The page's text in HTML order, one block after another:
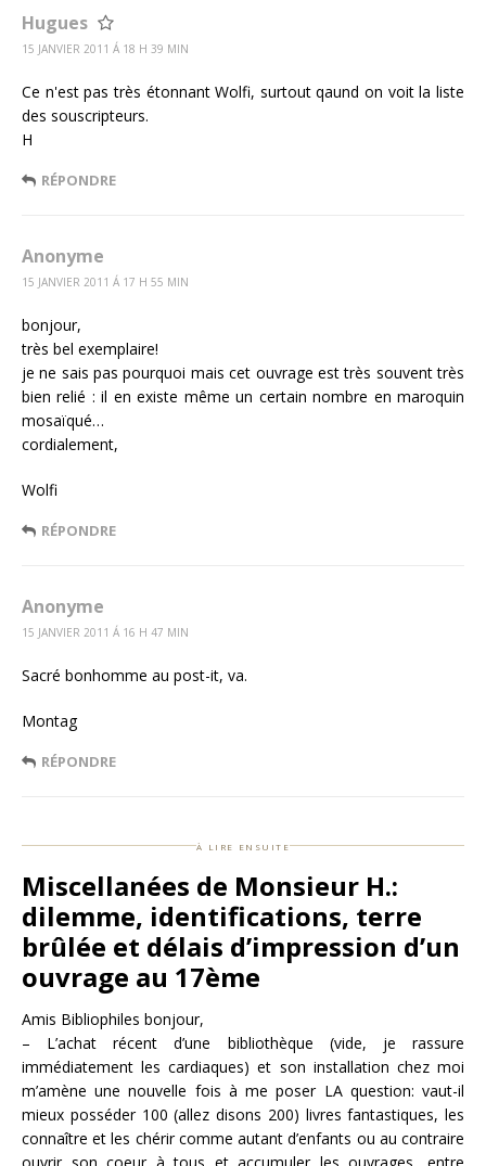
Hugues
15 JANVIER 2011 Á 18 H 39 MIN
Ce n'est pas très étonnant Wolfi, surtout qaund on voit la liste
des souscripteurs.
H
RÉPONDRE
Anonyme
15 JANVIER 2011 Á 17 H 55 MIN
bonjour,
très bel exemplaire!
je ne sais pas pourquoi mais cet ouvrage est très souvent très
bien relié : il en existe même un certain nombre en maroquin
mosaïqué…
cordialement,
Wolfi
RÉPONDRE
Anonyme
15 JANVIER 2011 Á 16 H 47 MIN
Sacré bonhomme au post-it, va.
Montag
RÉPONDRE
à lire ensuite
Miscellanées de Monsieur H.:
dilemme, identifications, terre
brûlée et délais d’impression d’un
ouvrage au 17ème
Amis Bibliophiles bonjour,
– L’achat récent d’une bibliothèque (vide, je rassure
immédiatement les cardiaques) et son installation chez moi
m’amène une nouvelle fois à me poser LA question: vaut-il
mieux posséder 100 (allez disons 200) livres fantastiques, les
connaître et les chérir comme autant d’enfants ou au contraire